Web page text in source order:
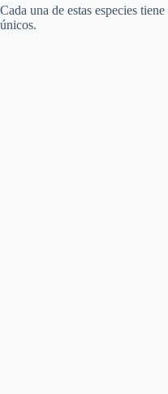
Cada una de estas especies
únicos.